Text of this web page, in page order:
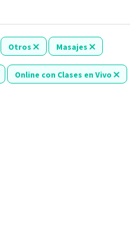
Otros Masajes
Online con Clases en Vivo